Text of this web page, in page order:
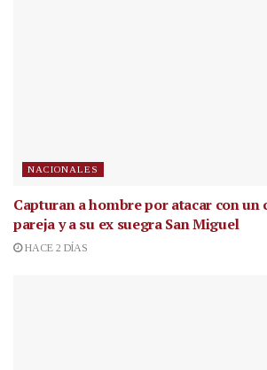
NACIONALES
Capturan a hombre por atacar con un
pareja y a su ex suegra San Miguel
HACE 2 DÍAS